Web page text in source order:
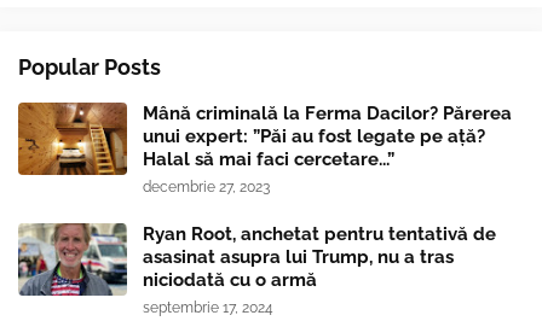
Popular Posts
Mână criminală la Ferma Dacilor? Părerea
unui expert: ”Păi au fost legate pe ață?
Halal să mai faci cercetare...”
decembrie 27, 2023
Ryan Root, anchetat pentru tentativă de
asasinat asupra lui Trump, nu a tras
niciodată cu o armă
septembrie 17, 2024